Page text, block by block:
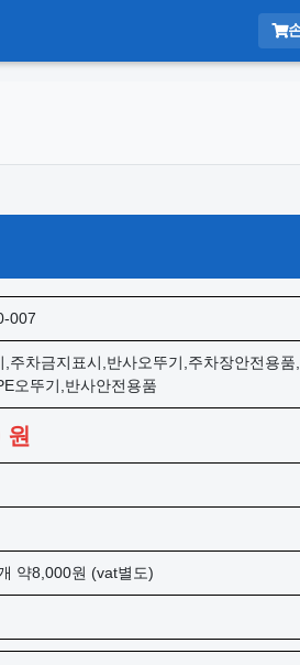
007
,주차금지표시,반사오뚜기,주차장안전용
오뚜기,반사안전용품
원
약8,000원 (vat별도)